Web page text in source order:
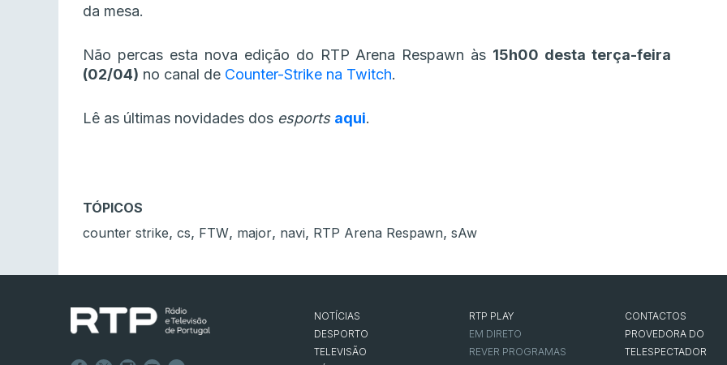
da mesa.
Não percas esta nova edição do RTP Arena Respawn às 15h00 desta terça-feira
(02/04) no canal de Counter-Strike na Twitch.
Lê as últimas novidades dos esports aqui.
TÓPICOS
counter strike, cs, FTW, major, navi, RTP Arena Respawn, sAw
NOTÍCIAS
DESPORTO
TELEVISÃO
RTP PLAY
EM DIRETO
REVER PROGRAMAS
CONTACTOS
PROVEDORA DO
TELESPECTADOR